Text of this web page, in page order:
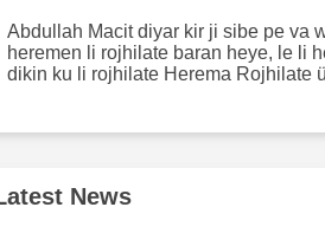
Abdullah Macit diyar kir ji sibe pe va
heremen li rojhilate baran heye, le li
dikin ku li rojhilate Herema Rojhilate
News